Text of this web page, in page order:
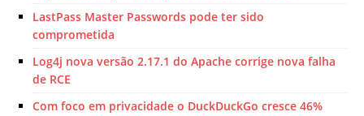
LastPass Master Passwords pode ter sido
comprometida
Log4j nova versão 2.17.1 do Apache corrige nova falha
de RCE
Com foco em privacidade o DuckDuckGo cresce 46%